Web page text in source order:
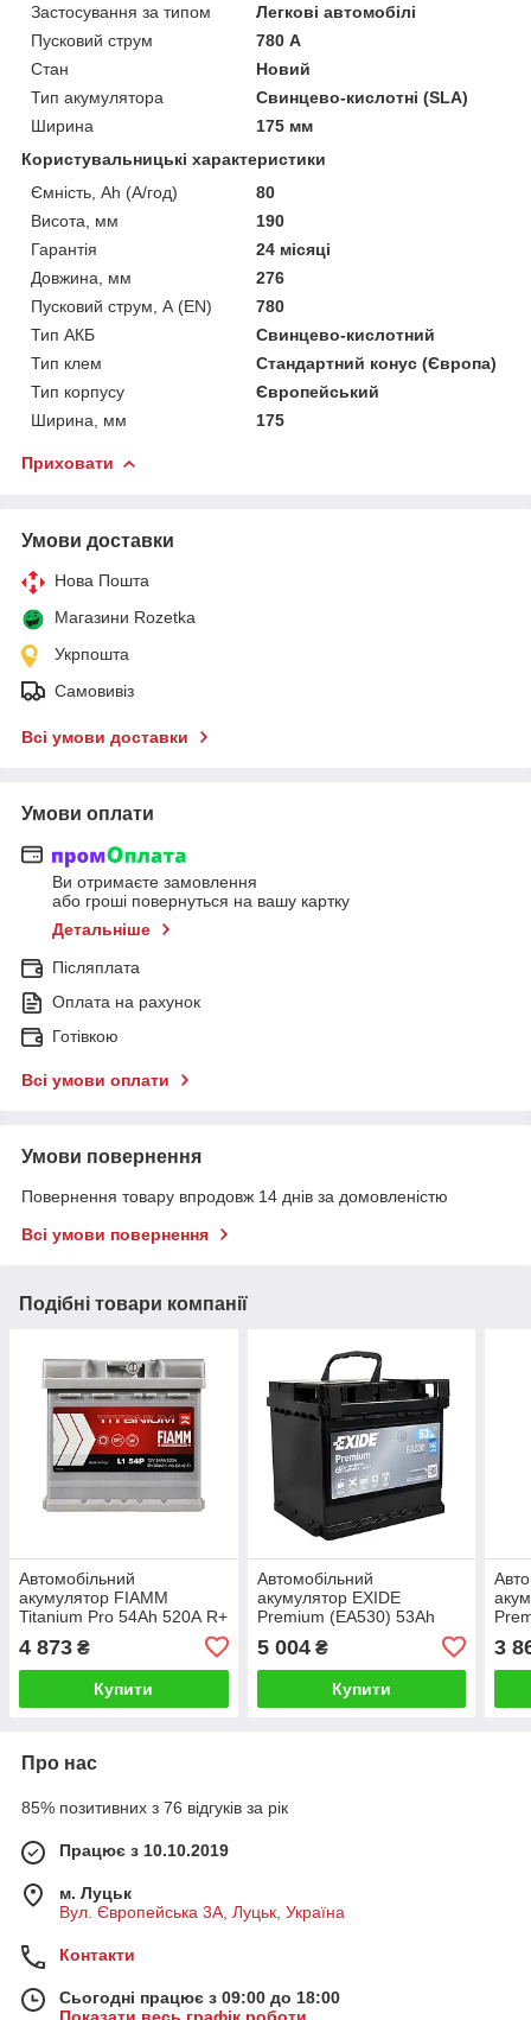
Застосування за типом
Легкові автомобілі
Пусковий струм
780 А
Стан
Новий
Тип акумулятора
Свинцево-кислотні (SLA)
Ширина
175 мм
Користувальницькі характеристики
Ємність, Ah (А/год)
80
Висота, мм
190
Гарантія
24 місяці
Довжина, мм
276
Пусковий струм, А (EN)
780
Тип АКБ
Свинцево-кислотний
Тип клем
Стандартний конус (Європа)
Тип корпусу
Європейський
Ширина, мм
175
Приховати
Умови доставки
Нова Пошта
Магазини Rozetka
Укрпошта
Самовивіз
Всі умови доставки
Умови оплати
Ви отримаєте замовлення
або гроші повернуться на вашу картку
Детальніше
Післяплата
Оплата на рахунок
Готівкою
Всі умови оплати
Умови повернення
Повернення товару впродовж 14 днів за домовленістю
Всі умови повернення
Подібні товари компанії
Автомобільний
акумулятор FIAMM
Titanium Pro 54Аh 520А R+
4 873 ₴
Купити
Автомобільний
акумулятор EXIDE
Premium (EA530) 53Аh
5 004₴
Купити
3
Про нас
85% позитивних з 76 відгуків за рік
Працює з 10.10.2019
м. Луцьк
Вул. Європейська 3А, Луцьк, Україна
Контакти
Сьогодні працює з 09:00 до 18:00